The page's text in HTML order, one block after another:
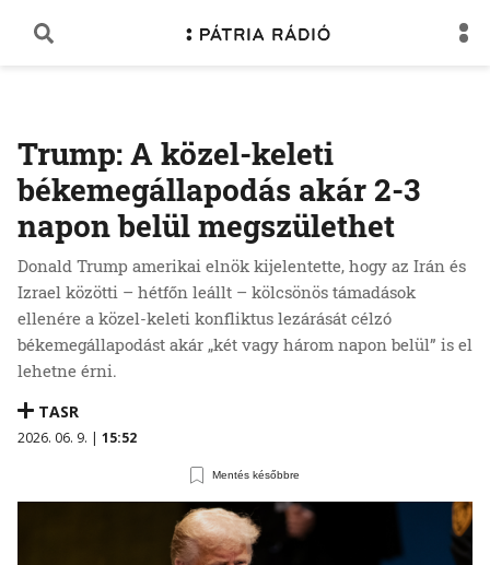
Trump: A közel-keleti
békemegállapodás akár 2-3
napon belül megszülethet
Donald Trump amerikai elnök kijelentette, hogy az Irán és
Izrael közötti – hétfőn leállt – kölcsönös támadások
ellenére a közel-keleti konfliktus lezárását célzó
békemegállapodást akár „két vagy három napon belül” is el
lehetne érni.
TASR
2026. 06. 9. | 15:52
Mentés későbbre